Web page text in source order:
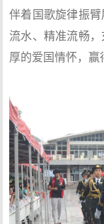
伴着国歌旋律振
流水、精准流畅
厚的爱国情怀，赢